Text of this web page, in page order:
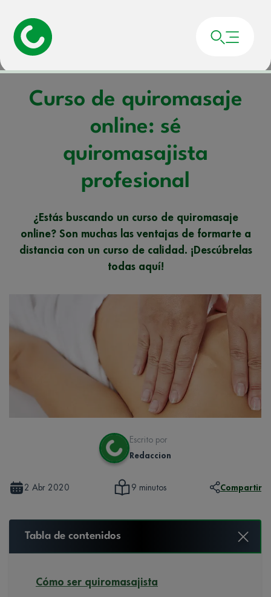
Portada»
Curso de quiromasaje
online: sé
quiromasajista
profesional
¿Estás buscando un curso de quiromasaje
online? Son muchas las ventajas de formarte a
distancia con un curso de calidad. ¡Descúbrelas
todas aquí!
Escrito por
Redaccion
2 Abr 2020 9 minutos Compartir
Tabla de contenidos
Cómo ser quiromasajista